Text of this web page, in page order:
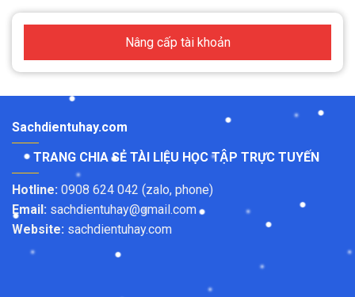
Nâng cấp tài khoản
Sachdientuhay.com
TRANG CHIA SẺ TÀI LIỆU HỌC TẬP TRỰC TUYẾN
Hotline: 0908 624 042 (zalo, phone)
Email: sachdientuhay@gmail.com
Website: sachdientuhay.com